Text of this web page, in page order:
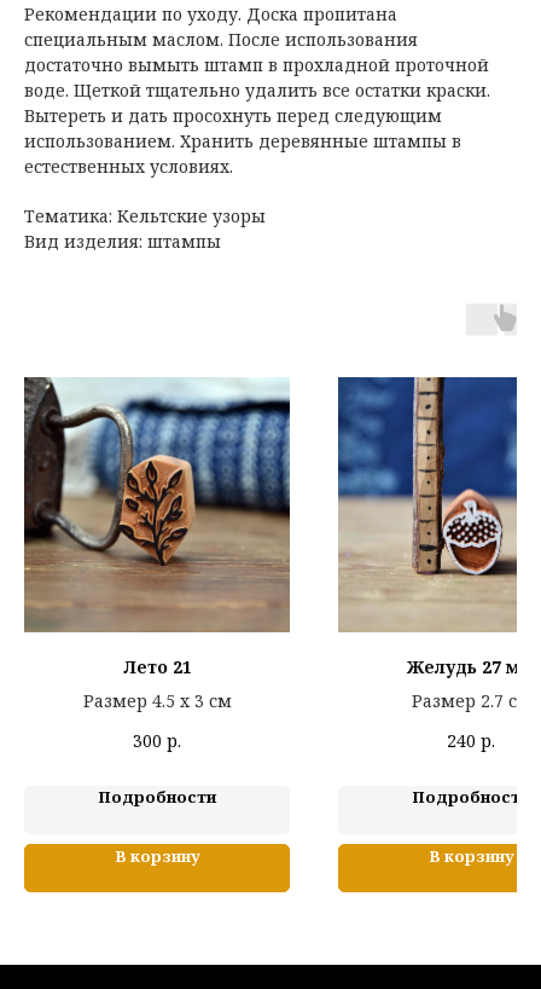
Рекомендации по уходу. Доска пропитана
специальным маслом. После использования
достаточно вымыть штамп в прохладной проточной
воде. Щеткой тщательно удалить все остатки краски.
Вытереть и дать просохнуть перед следующим
использованием. Хранить деревянные штампы в
естественных условиях.
Тематика: Кельтские узоры
Вид изделия: штампы
Лето 21
Размер 4.5 х 3 см
300 р.
Подробности
В корзину
Желудь 27 мм
Размер 2.7 см
240 р.
Подробности
В корзину